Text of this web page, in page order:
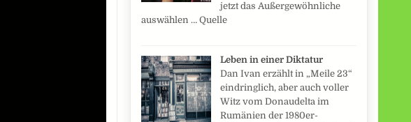
jetzt das Außergewöhnliche
auswählen … Quelle
Leben in einer Diktatur
Dan Ivan erzählt in „Meile 23“
eindringlich, aber auch voller
Witz vom Donaudelta im
Rumänien der 1980er-